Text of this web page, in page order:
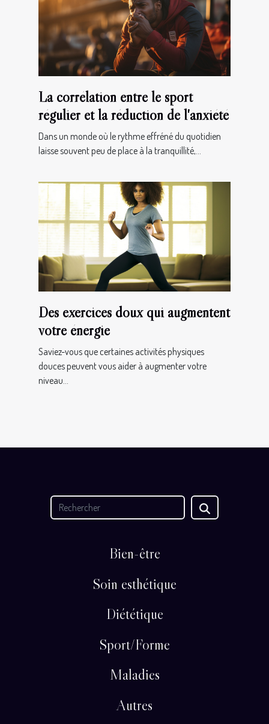
La corrélation entre le sport
régulier et la réduction de l'anxiété
Dans un monde où le rythme effréné du quotidien
laisse souvent peu de place à la tranquillité,...
Des exercices doux qui augmentent
votre énergie
Saviez-vous que certaines activités physiques
douces peuvent vous aider à augmenter votre
niveau...
Bien-être
Soin esthétique
Diététique
Sport/Forme
Maladies
Autres